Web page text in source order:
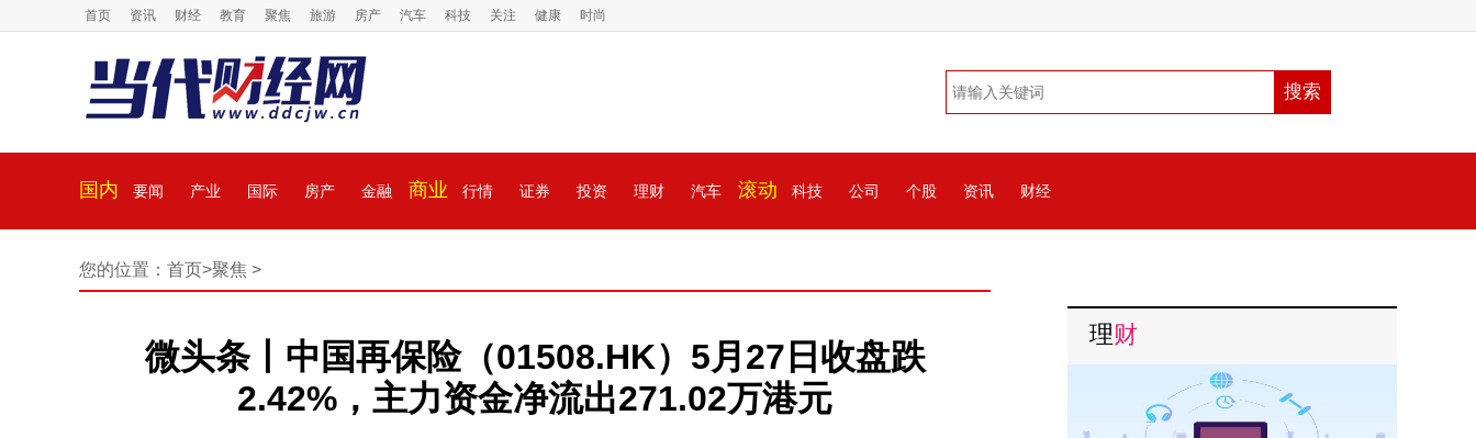
首页 资讯 财经 教育 聚焦 旅游 房产 汽车 科技 关注 健康 时尚
国内 要闻 产业 国际 房产 金融 商业 行情 证券 投资 理财 汽车 滚动 科技 公司 个股 资讯 财经
您的位置： 首页>聚焦 >
微头条丨中国再保险（01508.HK）5月27日收盘跌
2.42%，主力资金净流出271.02万港元
理财